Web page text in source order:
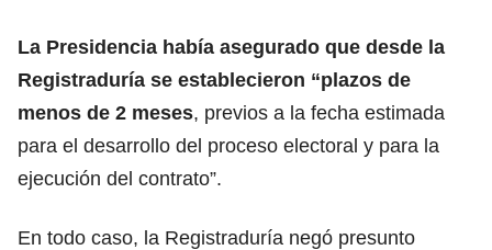
La Presidencia había asegurado que desde la
Registraduría se establecieron “plazos de
menos de 2 meses, previos a la fecha estimada
para el desarrollo del proceso electoral y para la
ejecución del contrato”.
En todo caso, la Registraduría negó presunto